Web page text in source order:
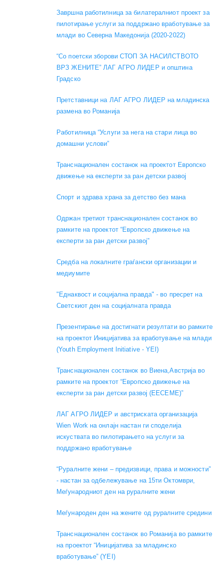
Завршна работилница за билатералниот проект за
пилотирање услуги за поддржано вработување за
млади во Северна Македонија (2020-2022)
“Со поетски зборови СТОП ЗА НАСИЛСТВОТО
ВРЗ ЖЕНИТЕ” ЛАГ АГРО ЛИДЕР и општина
Градско
Претставници на ЛАГ АГРО ЛИДЕР на младинска
размена во Романија
Работилница “Услуги за нега на стари лица во
домашни услови”
Транснационален состанок на проектот Европско
движење на експерти за ран детски развој
Спорт и здрава храна за детство без мана
Одржан третиот транснационален состанок во
рамките на проектот “Европско движење на
експерти за ран детски развој”
Средба на локалните граѓански организации и
медиумите
"Еднаквост и социјална правда" - во пресрет на
Светскиот ден на социјалната правда
Презентирање на достигнати резултати во рамките
на проектот Иницијатива за вработување на млади
(Youth Employment Initiative - YEI)
Транснационален состанок во Виена,Австрија во
рамките на проектот “Европско движење на
експерти за ран детски развој (EECEME)”
ЛАГ АГРО ЛИДЕР и австриската организација
Wien Work на онлајн настан ги споделија
искуствата во пилотирањето на услуги за
поддржано вработување
“Руралните жени – предизвици, права и можности”
- настан за одбележување на 15ти Октомври,
Меѓународниот ден на руралните жени
Меѓународен ден на жените од руралните средини
Транснационален состанок во Романија во рамките
на проектот “Иницијатива за младинско
вработување” (YEI)